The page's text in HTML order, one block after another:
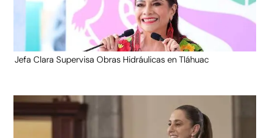
Jefa Clara Supervisa Obras Hidráulicas en Tláhuac